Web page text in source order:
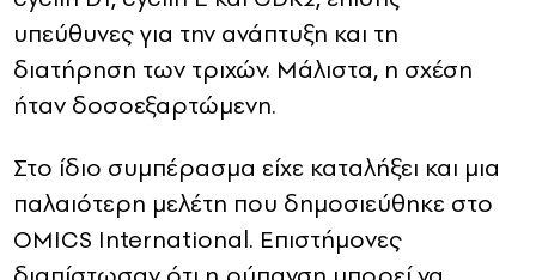
υπεύθυνες για την ανάπτυξη και τη
διατήρηση των τριχών. Μάλιστα, η σχέση
ήταν δοσοεξαρτώμενη.
Στο ίδιο συμπέρασμα είχε καταλήξει και μια
παλαιότερη μελέτη που δημοσιεύθηκε στο
OMICS International. Επιστήμονες